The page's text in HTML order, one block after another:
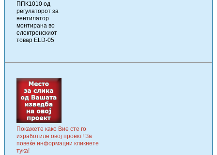
ППК1010 од
регулаторот за
вентилатор
монтирана во
електронскиот
товар ELD-05
Покажете како Вие сте го
изработиле овој проект! За
повеќе информации кликнете
тука!